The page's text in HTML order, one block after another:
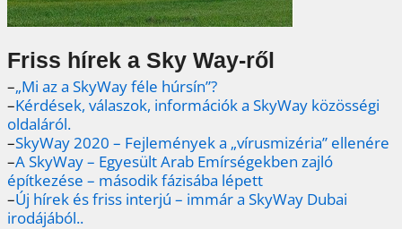
Friss hírek a Sky Way-ről
–„Mi az a SkyWay féle húrsín”?
–Kérdések, válaszok, információk a SkyWay közösségi
oldaláról.
–SkyWay 2020 – Fejlemények a „vírusmizéria” ellenére
–A SkyWay – Egyesült Arab Emírségekben zajló
építkezése – második fázisába lépett
–Új hírek és friss interjú – immár a SkyWay Dubai
irodájából..